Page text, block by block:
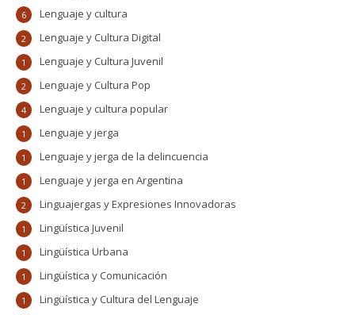
Lenguaje y cultura
6
Lenguaje y Cultura Digital
2
Lenguaje y Cultura Juvenil
1
Lenguaje y Cultura Pop
2
Lenguaje y cultura popular
4
Lenguaje y jerga
1
Lenguaje y jerga de la delincuencia
1
Lenguaje y jerga en Argentina
1
Linguajergas y Expresiones Innovadoras
2
Lingüística Juvenil
1
Lingüística Urbana
1
Lingüística y Comunicación
1
Lingüística y Cultura del Lenguaje
1